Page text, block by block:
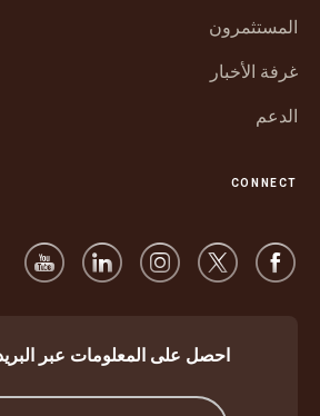
المستثمرون
غرفة الأخبار
الدعم
CONNECT
احصل على المعلومات عبر البريد